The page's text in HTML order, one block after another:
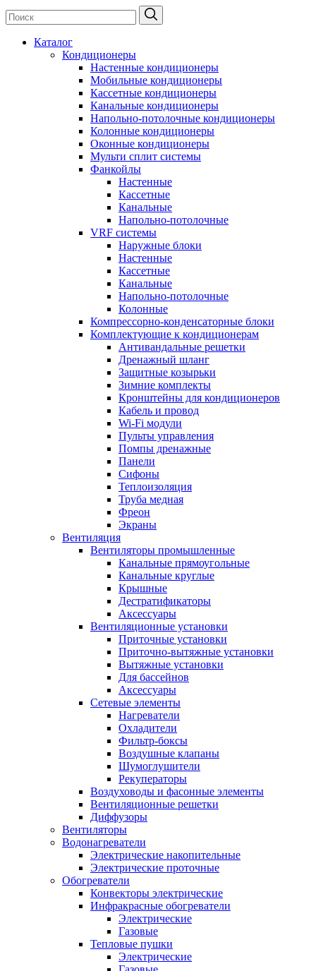
Каталог
Кондиционеры
Настенные кондиционеры
Мобильные кондиционеры
Кассетные кондиционеры
Канальные кондиционеры
Напольно-потолочные кондиционеры
Колонные кондиционеры
Оконные кондиционеры
Мульти сплит системы
Фанкойлы
Настенные
Кассетные
Канальные
Напольно-потолочные
VRF системы
Наружные блоки
Настенные
Кассетные
Канальные
Напольно-потолочные
Колонные
Компрессорно-конденсаторные блоки
Комплектующие к кондиционерам
Антивандальные решетки
Дренажный шланг
Защитные козырьки
Зимние комплекты
Кронштейны для кондиционеров
Кабель и провод
Wi-Fi модули
Пульты управления
Помпы дренажные
Панели
Сифоны
Теплоизоляция
Труба медная
Фреон
Экраны
Вентиляция
Вентиляторы промышленные
Канальные прямоугольные
Канальные круглые
Крышные
Дестратификаторы
Аксессуары
Вентиляционные установки
Приточные установки
Приточно-вытяжные установки
Вытяжные установки
Для бассейнов
Аксессуары
Сетевые элементы
Нагреватели
Охладители
Фильтр-боксы
Воздушные клапаны
Шумоглушители
Рекуператоры
Воздуховоды и фасонные элементы
Вентиляционные решетки
Диффузоры
Вентиляторы
Водонагреватели
Электрические накопительные
Электрические проточные
Обогреватели
Конвекторы электрические
Инфракрасные обогреватели
Электрические
Газовые
Тепловые пушки
Электрические